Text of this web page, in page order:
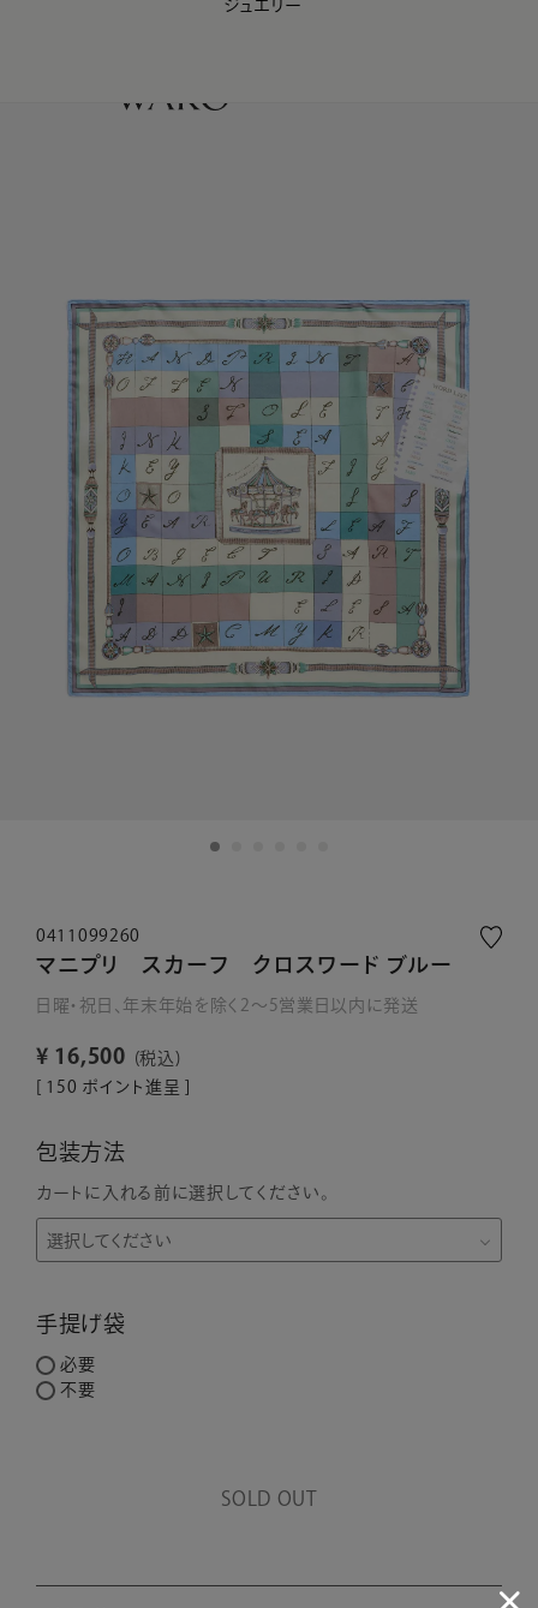
WAKO Membership Program連携はこちら
ジュエリー
0411099260
マニプリ スカーフ クロスワード ブルー
日曜・祝日、年末年始を除く2～5営業日以内に発送
¥ 16,500
税込
150 ポイント進呈 ]
包装方法
カートに入れる前に選択してください。
手提げ袋
必要
不要
SOLD OUT